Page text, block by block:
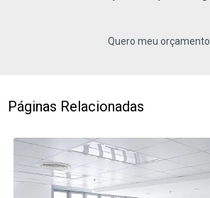
Quero meu orçamento
Páginas Relacionadas